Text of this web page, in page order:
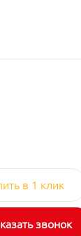
в 1 клик
звонок